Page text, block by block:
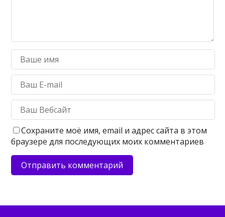
Сохраните моё имя, email и адрес сайта в этом
браузере для последующих моих комментариев